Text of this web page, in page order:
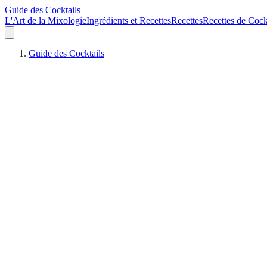
Guide des Cocktails
L'Art de la MixologieIngrédients et RecettesRecettesRecettes de
Guide des Cocktails